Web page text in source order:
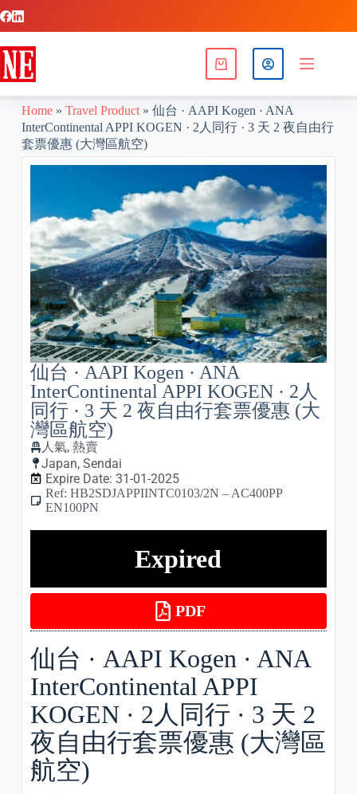
Home» Travel Product» 仙台 · AAPI Kogen · ANA
InterContinental APPI KOGEN · 2人同行 · 3 天 2 夜自由行
套票優惠 (大灣區航空)
仙台 · AAPI Kogen · ANA
InterContinental APPI KOGEN · 2人
同行 · 3 天 2 夜自由行套票優惠 (大
灣區航空)
人氣, 熱賣
Japan, Sendai
Expire Date: 31-01-2025
Ref: HB2SDJAPPIINTC0103/2N – AC400PP
EN100PN
Expired
PDF
仙台 · AAPI Kogen · ANA
InterContinental APPI
KOGEN · 2人同行 · 3 天 2
夜自由行套票優惠 (大灣區
航空)